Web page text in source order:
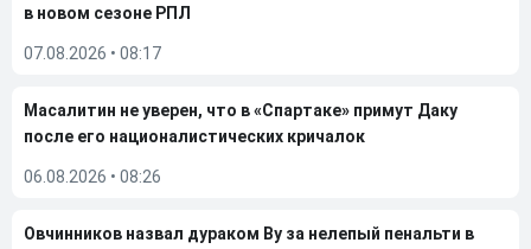
в новом сезоне РПЛ
07.08.2026 • 08:17
Масалитин не уверен, что в «Спартаке» примут Даку
после его националистических кричалок
06.08.2026 • 08:26
Овчинников назвал дураком Ву за нелепый пенальти в